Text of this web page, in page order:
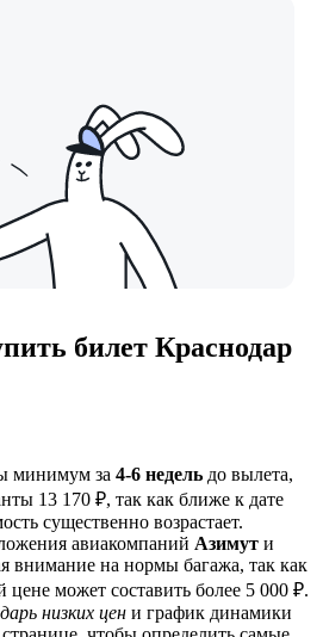
билет Краснодар
минимум за 4-6 недель до вылета,
13 170 ₽, так как ближе к дате
существенно возрастает.
авиакомпаний Азимут и
внимание на нормы багажа, так как
цене может составить более 5 000 ₽.
низких цен и график динамики